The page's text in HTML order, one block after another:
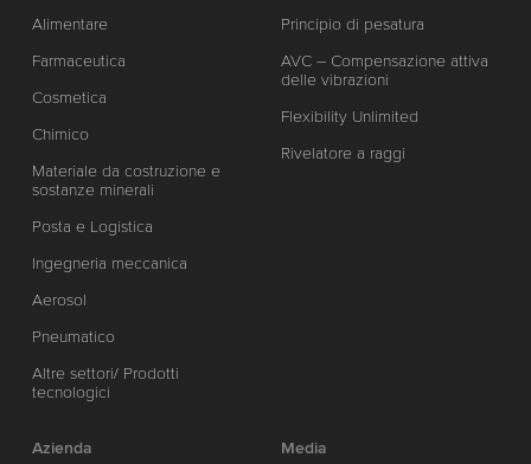
Alimentare
Farmaceutica
Cosmetica
Chimico
Materiale da costruzione e
sostanze minerali
Posta e Logistica
Ingegneria meccanica
Aerosol
Pneumatico
Altre settori/ Prodotti
tecnologici
Principio di pesatura
AVC – Compensazione attiva
delle vibrazioni
Flexibility Unlimited
Rivelatore a raggi
Azienda
Media